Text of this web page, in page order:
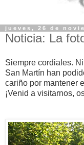
jueves, 26 de
Noticia: La
Siempre cordiales.
San Martín han
cariño por mantener
¡Venid a visitarnos,